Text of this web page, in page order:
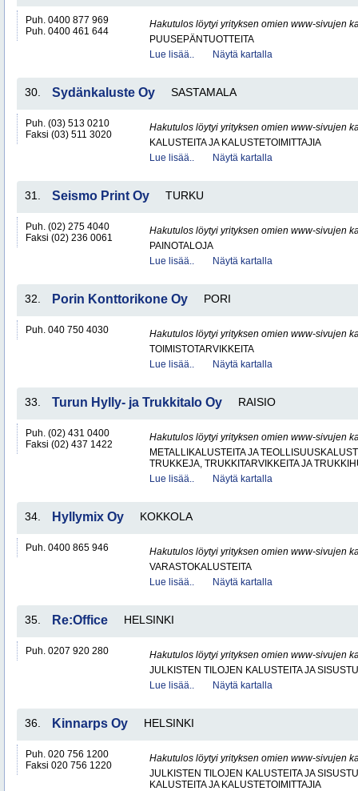
Puh. 0400 877 969
Puh. 0400 461 644
Hakutulos löytyi yrityksen omien www-sivujen
PUUSEPÄNTUOTTEITA
Lue lisää..
Näytä kartalla
30. Sydänkaluste Oy SASTAMALA
Puh. (03) 513 0210
Faksi (03) 511 3020
Hakutulos löytyi yrityksen omien www-sivujen
KALUSTEITA JA KALUSTETOIMITTAJIA
Lue lisää..
Näytä kartalla
31. Seismo Print Oy TURKU
Puh. (02) 275 4040
Faksi (02) 236 0061
Hakutulos löytyi yrityksen omien www-sivujen
PAINOTALOJA
Lue lisää..
Näytä kartalla
32. Porin Konttorikone Oy PORI
Puh. 040 750 4030
Hakutulos löytyi yrityksen omien www-sivujen
TOIMISTOTARVIKKEITA
Lue lisää..
Näytä kartalla
33. Turun Hylly- ja Trukkitalo Oy RAISIO
Puh. (02) 431 0400
Faksi (02) 437 1422
Hakutulos löytyi yrityksen omien www-sivujen
METALLIKALUSTEITA JA
TRUKKEJA, TRUKKITARVIKKEITA JA
Lue lisää..
Näytä kartalla
34. Hyllymix Oy KOKKOLA
Puh. 0400 865 946
Hakutulos löytyi yrityksen omien www-sivujen
VARASTOKALUSTEITA
Lue lisää..
Näytä kartalla
35. Re:Office HELSINKI
Puh. 0207 920 280
Hakutulos löytyi yrityksen omien www-sivujen
JULKISTEN TILOJEN KALUSTEITA JA
Lue lisää..
Näytä kartalla
36. Kinnarps Oy HELSINKI
Puh. 020 756 1200
Faksi 020 756 1220
Hakutulos löytyi yrityksen omien www-sivujen
JULKISTEN TILOJEN KALUSTEITA JA
KALUSTEITA JA KALUSTETOIMITTAJIA